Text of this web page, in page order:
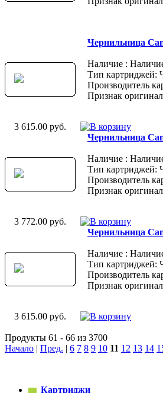
Чернильница
Наличие :
Тип картриджей:
Производитель
Признак
3 615.00 руб.
Чернильница
Наличие :
Тип картриджей:
Производитель
Признак
3 772.00 руб.
Чернильница
Наличие :
Тип картриджей:
Производитель
Признак
3 615.00 руб.
Продукты 61 - 66 из 3700
Начало | Пред. | 6 7 8 9 10 11 12 13 14
Картриджи